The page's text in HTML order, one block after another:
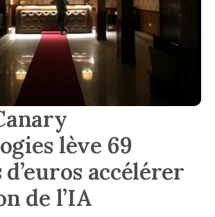
lève 69
accélérer
de l’IA